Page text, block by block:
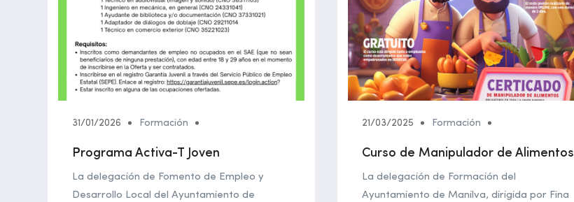
31/01/2026 Formación
Programa Activa-T Joven
La delegación de Fomento de Empleo y
Desarrollo Local del Ayuntamiento de
21/03/2025 Formación
Curso de Manipulador de Alimentos
La delegación de Formación del
Ayuntamiento de Manilva, dirigida por Fina